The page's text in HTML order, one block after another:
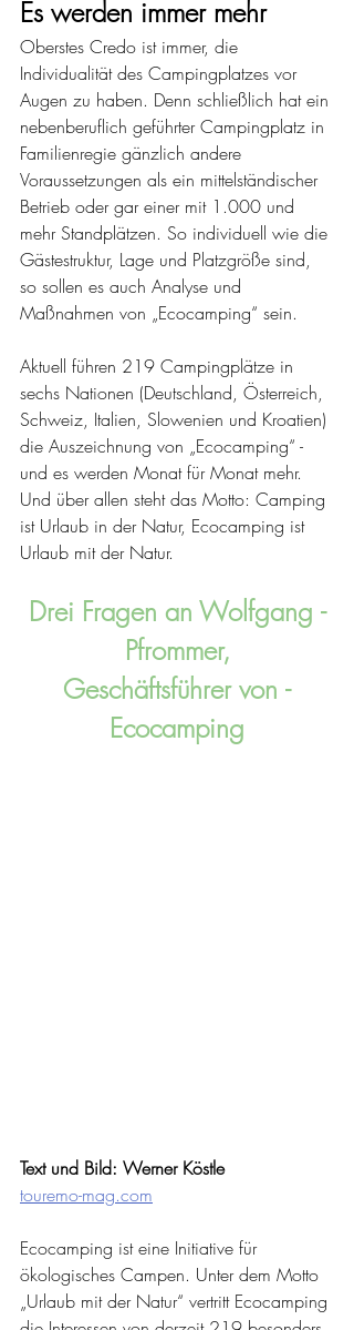
Es werden immer mehr
Oberstes Credo ist immer, die
Individualität des Campingplatzes vor
Augen zu haben. Denn schließlich hat ein
nebenberuflich geführter Campingplatz in
Familienregie gänzlich andere
Voraussetzungen als ein mittelständischer
Betrieb oder gar einer mit 1.000 und
mehr Standplätzen. So individuell wie die
Gästestruktur, Lage und Platzgröße sind,
so sollen es auch Analyse und
Maßnahmen von „Ecocamping“ sein.
Aktuell führen 219 Campingplätze in
sechs Nationen (Deutschland, Österreich,
Schweiz, Italien, Slowenien und Kroatien)
die Auszeichnung von „Ecocamping“ -
und es werden Monat für Monat mehr.
Und über allen steht das Motto: Camping
ist Urlaub in der Natur, Ecocamping ist
Urlaub mit der Natur.
Drei Fragen an Wolfgang ­
Pfrommer,
Geschäftsführer von ­
Ecocamping
Text und Bild: Werner Köstle
­touremo-mag.com
Ecocamping ist eine Initiative für
ökologisches Campen. Unter dem Motto
„Urlaub mit der Natur“ vertritt Ecocamping